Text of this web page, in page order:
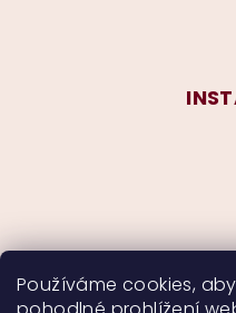
Používáme cookies,